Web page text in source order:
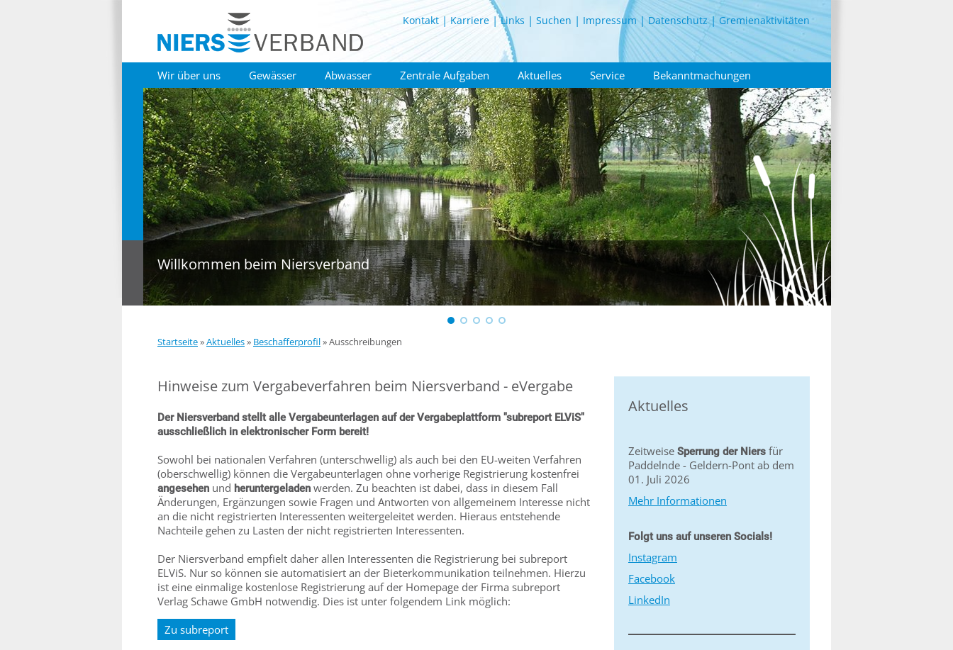
Kontakt Karriere Links Suchen Impressum Datenschutz Gremienaktivitäten
Wir über uns Gewässer Abwasser Zentrale Aufgaben Aktuelles Service Bekanntmachungen
Willkommen beim Niersverband
Startseite»Aktuelles» Beschafferprofil»Ausschreibungen
Hinweise zum Vergabeverfahren beim Niersverband - eVergabe
Der Niersverband stellt alle Vergabeunterlagen auf der Vergabeplattform "subreport ELViS"
ausschließlich in elektronischer Form bereit!
Sowohl bei nationalen Verfahren (unterschwellig) als auch bei den EU-weiten Verfahren
(oberschwellig) können die Vergabeunterlagen ohne vorherige Registrierung kostenfrei
angesehen und heruntergeladen werden. Zu beachten ist dabei, dass in diesem Fall
Änderungen, Ergänzungen sowie Fragen und Antworten von allgemeinem Interesse nicht
an die nicht registrierten Interessenten weitergeleitet werden. Hieraus entstehende
Nachteile gehen zu Lasten der nicht registrierten Interessenten.
Der Niersverband empfielt daher allen Interessenten die Registrierung bei subreport
ELViS. Nur so können sie automatisiert an der Bieterkommunikation teilnehmen. Hierzu
ist eine einmalige kostenlose Registrierung auf der Homepage der Firma subreport
Verlag Schawe GmbH notwendig. Dies ist unter folgendem Link möglich:
Zu subreport
Aktuelles
Zeitweise Sperrung der Niers für
Paddelnde - Geldern-Pont ab dem
01. Juli 2026
Mehr Informationen
Folgt uns auf unseren Socials!
Instagram
Facebook
LinkedIn